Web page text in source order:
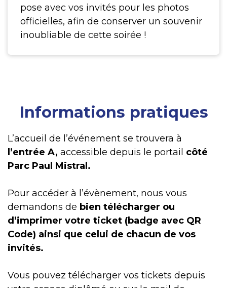
pose avec vos invités pour les photos
officielles, afin de conserver un souvenir
inoubliable de cette soirée !
Informations pratiques
L’accueil de l’événement se trouvera à
l’entrée A, accessible depuis le portail côté
Parc Paul Mistral.
Pour accéder à l’évènement, nous vous
demandons de bien télécharger ou
d’imprimer votre ticket (badge avec QR
Code) ainsi que celui de chacun de vos
invités.
Vous pouvez télécharger vos tickets depuis